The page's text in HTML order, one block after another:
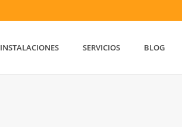
INSTALACIONES SERVICIOS BLOG